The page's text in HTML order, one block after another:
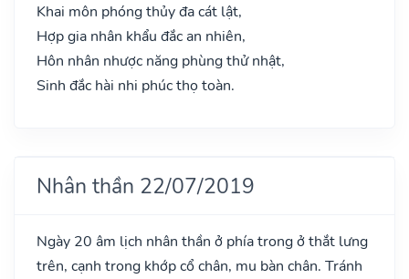
Khai môn phóng thủy đa cát lật,
Hợp gia nhân khẩu đắc an nhiên,
Hôn nhân nhược năng phùng thử nhật,
Sinh đắc hài nhi phúc thọ toàn.
Nhân thần 22/07/2019
Ngày 20 âm lịch nhân thần ở phía trong ở thắt lưng
trên, cạnh trong khớp cổ chân, mu bàn chân. Tránh